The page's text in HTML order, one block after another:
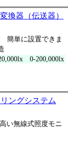
換器（伝送器）
簡単に設置できま
0-200,000lx
ングシステム
い無線式照度モニ